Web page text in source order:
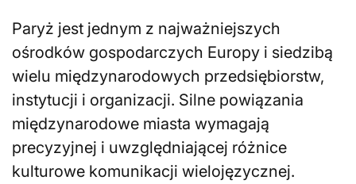
Paryż jest jednym z najważniejszych
ośrodków gospodarczych Europy i siedzibą
wielu międzynarodowych przedsiębiorstw,
instytucji i organizacji. Silne powiązania
międzynarodowe miasta wymagają
precyzyjnej i uwzględniającej różnice
kulturowe komunikacji wielojęzycznej.